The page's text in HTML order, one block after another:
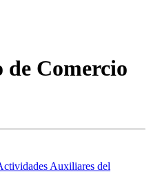
Comercio
Auxiliares del